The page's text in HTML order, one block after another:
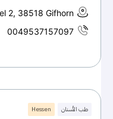
2, 38518 Gifhorn
0049537157097
طب الأسنان Hessen